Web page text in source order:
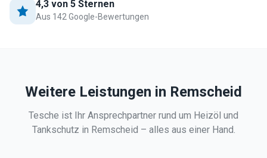
4,3 von 5 Sternen
Aus 142 Google-Bewertungen
Weitere Leistungen in Remscheid
Tesche ist Ihr Ansprechpartner rund um Heizöl und
Tankschutz in Remscheid – alles aus einer Hand.